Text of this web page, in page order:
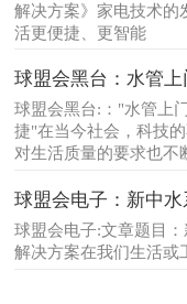
解决方案》家电技术的
活更便捷、更智能
球盟会黑台:："水管上
捷"在当今社会，科技
对生活质量的要求也不
球盟会电子:文章题目
解决方案在我们生活或